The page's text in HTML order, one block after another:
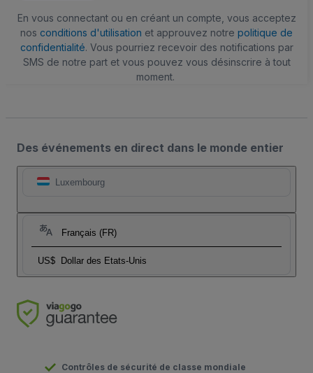
En vous connectant ou en créant un compte, vous acceptez
nos conditions d'utilisation et approuvez notre politique de
confidentialité. Vous pourriez recevoir des notifications par
SMS de notre part et vous pouvez vous désinscrire à tout
moment.
Des événements en direct dans le monde entier
Luxembourg
Français (FR)
US$ Dollar des Etats-Unis
Contrôles de sécurité de classe mondiale